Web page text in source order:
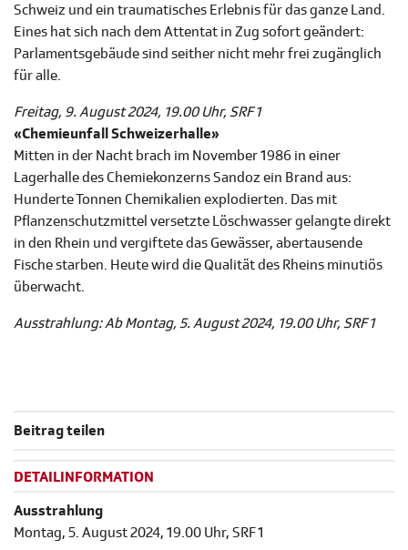
Schweiz und ein traumatisches Erlebnis für das ganze Land.
Eines hat sich nach dem Attentat in Zug sofort geändert:
Parlamentsgebäude sind seither nicht mehr frei zugänglich
für alle.
Freitag, 9. August 2024, 19.00 Uhr, SRF 1
«Chemieunfall Schweizerhalle»
Mitten in der Nacht brach im November 1986 in einer
Lagerhalle des Chemiekonzerns Sandoz ein Brand aus:
Hunderte Tonnen Chemikalien explodierten. Das mit
Pflanzenschutzmittel versetzte Löschwasser gelangte direkt
in den Rhein und vergiftete das Gewässer, abertausende
Fische starben. Heute wird die Qualität des Rheins minutiös
überwacht.
Ausstrahlung: Ab Montag, 5. August 2024, 19.00 Uhr, SRF 1
Beitrag teilen
DETAILINFORMATION
Ausstrahlung
Montag, 5. August 2024, 19.00 Uhr, SRF 1